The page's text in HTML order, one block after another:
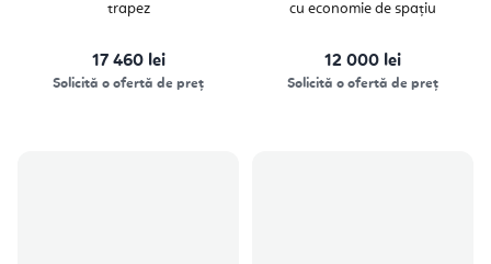
trapez
17 460 lei
Solicită o ofertă de preț
cu economie de spațiu
12 000 lei
Solicită o ofertă de preț